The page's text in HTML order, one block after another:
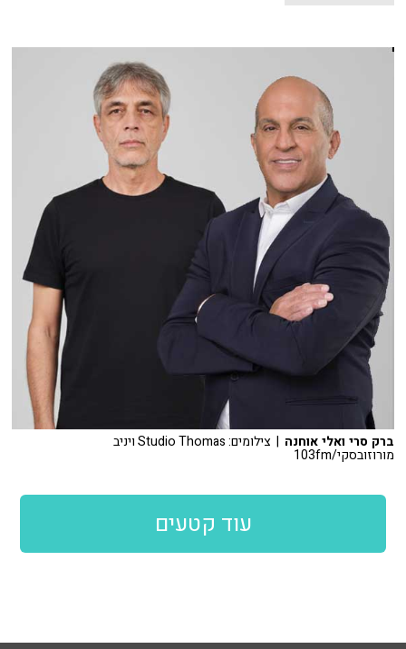
ברק סרי ואלי אוחנה | צילומים: Studio Thomas ויניב
מורוזובסקי/103fm
עוד קטעים